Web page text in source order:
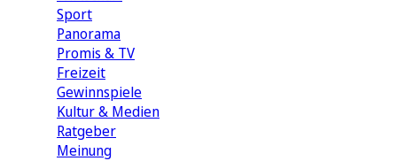
Sport
Panorama
Promis & TV
Freizeit
Gewinnspiele
Kultur & Medien
Ratgeber
Meinung